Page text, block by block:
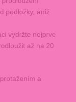
podložky, aniž
vydržte nejprve
až na 20
a